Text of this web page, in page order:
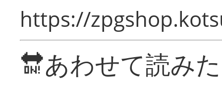
https://
🔛あわせて読み